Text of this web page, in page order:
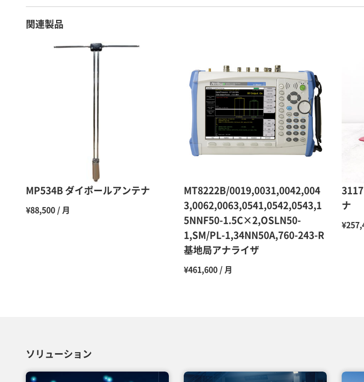
26日 ～ 1ヶ月 100％（割引率 0％）
関連製品
MP534B ダイポールアンテナ
¥88,500 / 月
MT8222B/0019,0031,0042,004
3,0062,0063,0541,0542,0543,1
5NNF50-1.5C×2,OSLN50-
1,SM/PL-1,34NN50A,760-243-R
基地局アナライザ
¥461,600 / 月
ナ
ソリューション